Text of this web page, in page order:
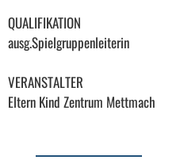
QUALIFIKATION
ausg.Spielgruppenleiterin
VERANSTALTER
Eltern Kind Zentrum Mettmach